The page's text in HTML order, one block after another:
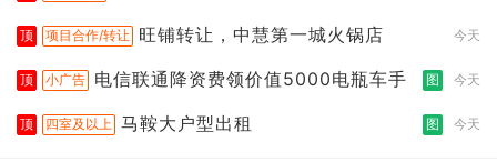
顶 项目合作/转让 旺铺转让，中慧第一城火锅店 今天
顶 小广告 电信联通降资费领价值5000电瓶车手 图 今天
顶 四室及以上 马鞍大户型出租 图 今天